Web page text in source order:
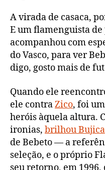
A virada de casaca,
E um flamenguista
acompanhou com
do Vasco, para ver
digo, gosto mais de
Quando ele
ele contraZico, foi
heróis àquela altura.
ironias, brilhou Bujica
de Bebeto — a
seleção, e o próprio